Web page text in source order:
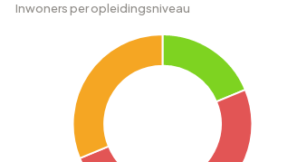
Inwoners per opleidingsniveau